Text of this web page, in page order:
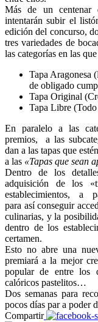
Más de un
intentarán subir el
edición del concurso,
tres variedades de
las categorías en las
Tapa Aragonesa
de obligado
Tapa Original
Tapa Libre
En paralelo a las
premios, a las
dan a las tapas que
a las «Tapas que sean
Dentro de los
adquisición de los
establecimientos, a
para así conseguir
culinarias, y la
dentro de los
certamen.
Esto no abre una
premiará a la mejor
popular de entre los
calóricos pastelitos…
Dos semanas para
pocos días par a poder
Compartir